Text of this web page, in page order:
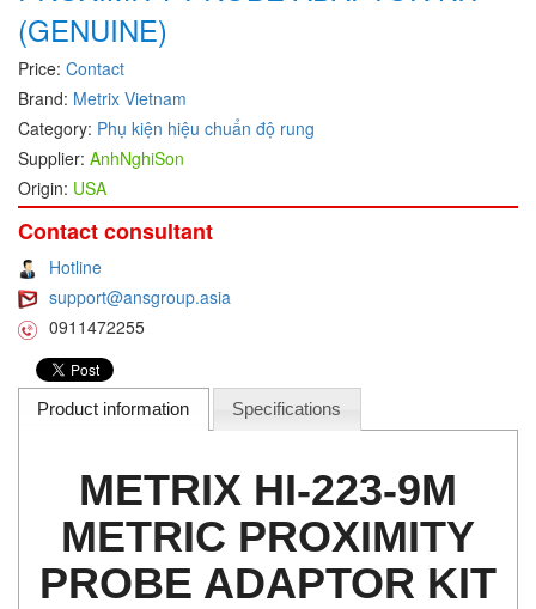
DEIF
Delmhorst VietNam
DELTA
Delta Ohm
Delta sensor
Delta-mobrey
DEMA Engineering/ Foam- IT
DESAX
DET-TRONICS
Deublin
Diakont
DINA Elektronik
Dinel
Di-Soric
Di-Soric
(GENUINE)
Price: Contact
Brand: Metrix Vietnam
Category: Phụ kiện hiệu chuẩn độ rung
Supplier: AnhNghiSon
Origin: USA
Contact consultant
Hotline
support@ansgroup.asia
0911472255
Product information Specifications
METRIX HI-223-9M
METRIC PROXIMITY
PROBE ADAPTOR KIT